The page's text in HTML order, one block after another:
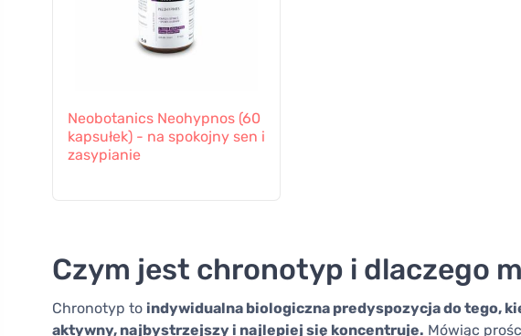
Neobotanics Neohypnos (60
kapsułek) - na spokojny sen i
zasypianie
Czym jest chronotyp i dlaczego
Chronotyp to indywidualna biologiczna predyspozycja do tego,
aktywny, najbystrzejszy i najlepiej się koncentruje. Mówiąc